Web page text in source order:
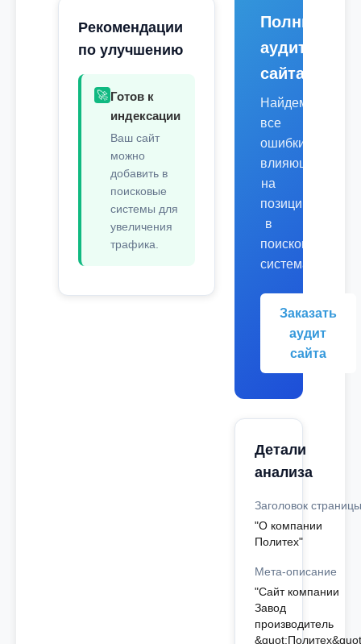
Рекомендации
по улучшению
🚀 Готов к
индексации
Ваш сайт
можно
добавить в
поисковые
системы для
увеличения
трафика.
Полный
аудит
сайта
Найдем
все
ошибки,
влияющие
на
позиции
в
поисковых
системах.
Заказать
аудит
сайта
Детали
анализа
Заголовок страницы
"О компании
Политех"
Мета-описание
"Сайт компании
Завод
производитель